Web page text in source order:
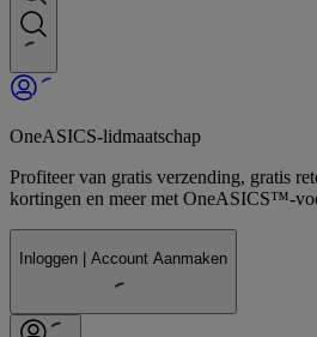
OneASICS-lidmaatschap
Profiteer van gratis verzending, gratis
kortingen en meer met OneASICS™-
Inloggen | Account Aanmaken